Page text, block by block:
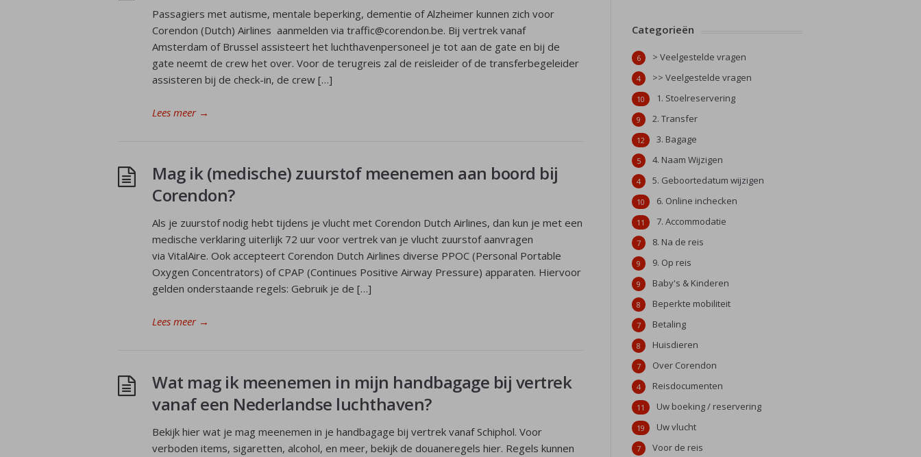
Passagiers met autisme, mentale beperking, dementie of Alzheimer kunnen zich voor
Corendon (Dutch) Airlines aanmelden via traffic@corendon.be. Bij vertrek vanaf
Amsterdam of Brussel assisteert het luchthavenpersoneel je tot aan de gate en bij de
gate neemt de crew het over. Voor de terugreis zal de reisleider of de transferbegeleider
assisteren bij de check-in, de crew […]
Lees meer→
Mag ik (medische) zuurstof meenemen aan boord bij
Corendon?
Als je zuurstof nodig hebt tijdens je vlucht met Corendon Dutch Airlines, dan kun je met een
medische verklaring uiterlijk 72 uur voor vertrek van je vlucht zuurstof aanvragen
via VitalAire. Ook accepteert Corendon Dutch Airlines diverse PPOC (Personal Portable
Oxygen Concentrators) of CPAP (Continues Positive Airway Pressure) apparaten. Hiervoor
gelden onderstaande regels: Gebruik je de […]
Lees meer→
Wat mag ik meenemen in mijn handbagage bij vertrek
vanaf een Nederlandse luchthaven?
Bekijk hier wat je mag meenemen in je handbagage bij vertrek vanaf Schiphol. Voor
verboden items, sigaretten, alcohol, en meer, bekijk de douaneregels hier. Regels kunnen
Categorieën
> Veelgestelde vragen
6
>> Veelgestelde vragen
4
1. Stoelreservering
10
2. Transfer
9
3. Bagage
12
4. Naam Wijzigen
5
5. Geboortedatum wijzigen
4
6. Online inchecken
10
7. Accommodatie
11
8. Na de reis
7
9. Op reis
9
Baby's & Kinderen
9
Beperkte mobiliteit
8
Betaling
7
Huisdieren
8
Over Corendon
7
Reisdocumenten
4
Uw boeking / reservering
11
Uw vlucht
19
Voor de reis
7